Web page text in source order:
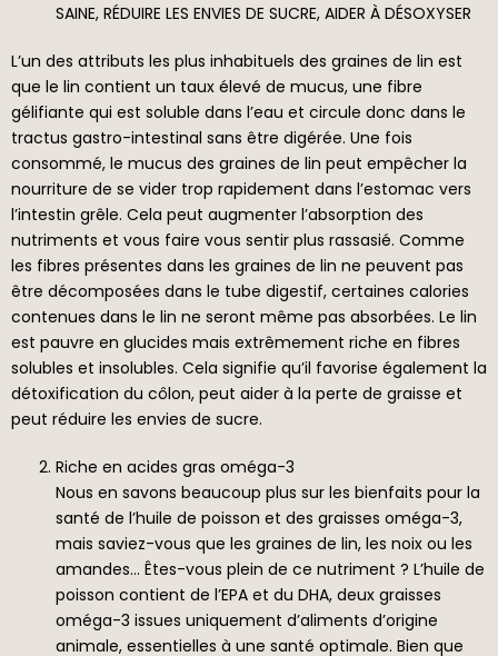
SAINE, RÉDUIRE LES ENVIES DE SUCRE, AIDER À DÉSOXYSER
L’un des attributs les plus inhabituels des graines de lin est
que le lin contient un taux élevé de mucus, une fibre
gélifiante qui est soluble dans l’eau et circule donc dans le
tractus gastro-intestinal sans être digérée. Une fois
consommé, le mucus des graines de lin peut empêcher la
nourriture de se vider trop rapidement dans l’estomac vers
l’intestin grêle. Cela peut augmenter l’absorption des
nutriments et vous faire vous sentir plus rassasié. Comme
les fibres présentes dans les graines de lin ne peuvent pas
être décomposées dans le tube digestif, certaines calories
contenues dans le lin ne seront même pas absorbées. Le lin
est pauvre en glucides mais extrêmement riche en fibres
solubles et insolubles. Cela signifie qu’il favorise également la
détoxification du côlon, peut aider à la perte de graisse et
peut réduire les envies de sucre.
Riche en acides gras oméga-3
Nous en savons beaucoup plus sur les bienfaits pour la
santé de l’huile de poisson et des graisses oméga-3,
mais saviez-vous que les graines de lin, les noix ou les
amandes… Êtes-vous plein de ce nutriment ? L’huile de
poisson contient de l’EPA et du DHA, deux graisses
oméga-3 issues uniquement d’aliments d’origine
animale, essentielles à une santé optimale. Bien que